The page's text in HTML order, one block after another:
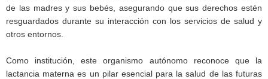
de las madres y sus bebés, asegurando que sus derechos estén
resguardados durante su interacción con los servicios de salud y
otros entornos.
Como institución, este organismo autónomo reconoce que la
lactancia materna es un pilar esencial para la salud de las futuras